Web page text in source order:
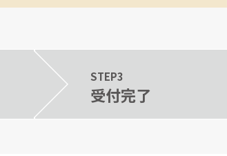
STEP3
受付完了